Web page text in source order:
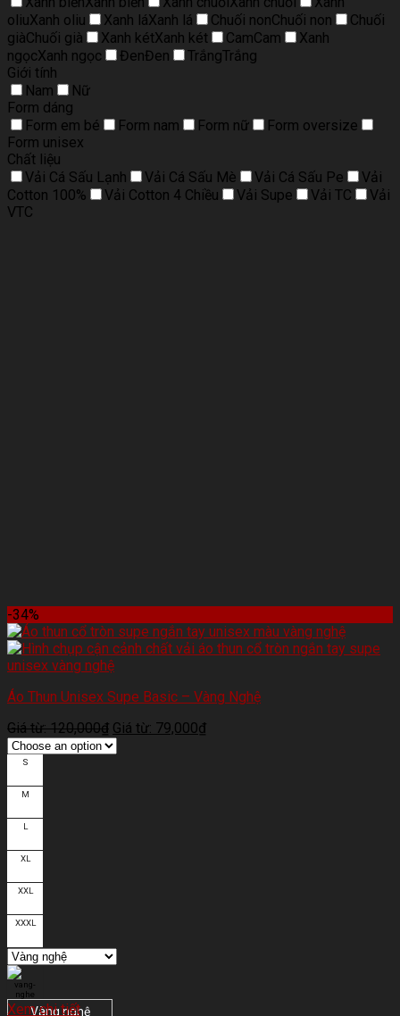
oliuXanh oliu Xanh láXanh lá Chuối nonChuối non
Chuối
giàChuối già Xanh kétXanh két CamCam
Xanh
ngọcXanh ngọc ĐenĐen TrắngTrắng
Giới tính
Nam
Nữ
Form dáng
Form em bé
Form nam Form nữ
Form oversize
Form unisex
Chất liệu
Vải Cá Sấu Lạnh
Vải Cá Sấu Mè Vải Cá Sấu Pe
Vải
Cotton 100%
Vải Cotton 4 Chiều Vải Supe Vải TC
Vải
VTC
-34%
Áo Thun Unisex Supe Basic – Vàng Nghệ
Giá từ:120,000₫ Giá từ: 79,000₫
S
M
L
XL
XXL
XXXL
Vàng nghệ
Xem chi tiết